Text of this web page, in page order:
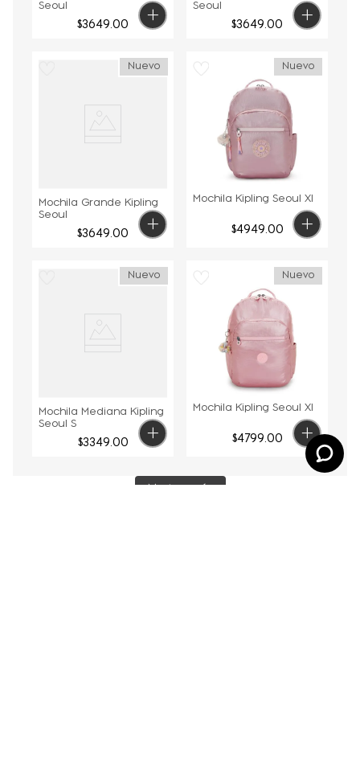
Seoul
$3649.00
Seoul
$3649.00
Nuevo
Mochila Grande Kipling
Seoul
$3649.00
Nuevo
Mochila Kipling Seoul Xl
$4949.00
Nuevo
Mochila Mediana Kipling
Seoul S
$3349.00
Nuevo
Mochila Kipling Seoul Xl
$4799.00
Mostrar más